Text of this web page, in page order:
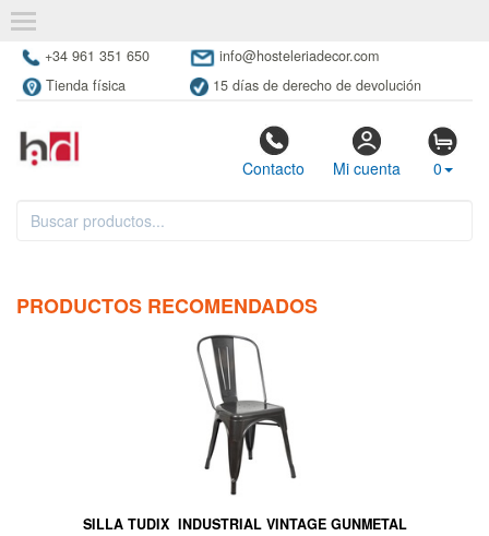
+34 961 351 650
info@hosteleriadecor.com
Tienda física
15 días de derecho de devolución
Contacto Mi cuenta 0
PRODUCTOS RECOMENDADOS
SILLA TUDIX INDUSTRIAL VINTAGE GUNMETAL